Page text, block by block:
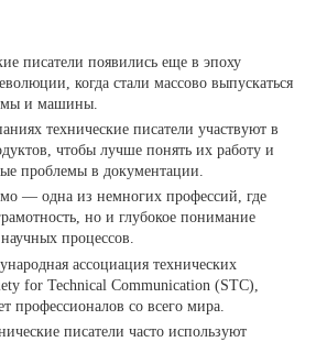
писатели появились еще в эпоху
когда стали массово выпускаться
и машины.
технические писатели участвуют в
чтобы лучше понять их работу и
проблемы в документации.
— одна из немногих профессий, где
но и глубокое понимание
процессов.
ассоциация технических
for Technical Communication (STC),
профессионалов со всего мира.
писатели часто используют